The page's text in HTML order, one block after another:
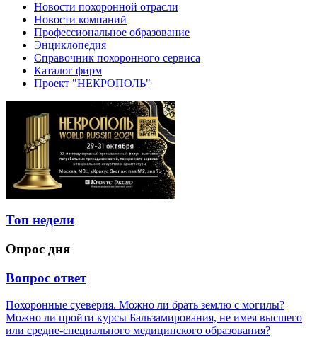
Новости похоронной отрасли
Новости компаний
Профессиональное образование
Энциклопедия
Справочник похоронного сервиса
Каталог фирм
Проект "НЕКРОПОЛЬ"
Топ недели
Опрос дня
Вопрос ответ
Похоронные суеверия. Можно ли брать землю с могилы?
Можно ли пройти курсы Бальзамирования, не имея высшего
или средне-специального медицинского образования?